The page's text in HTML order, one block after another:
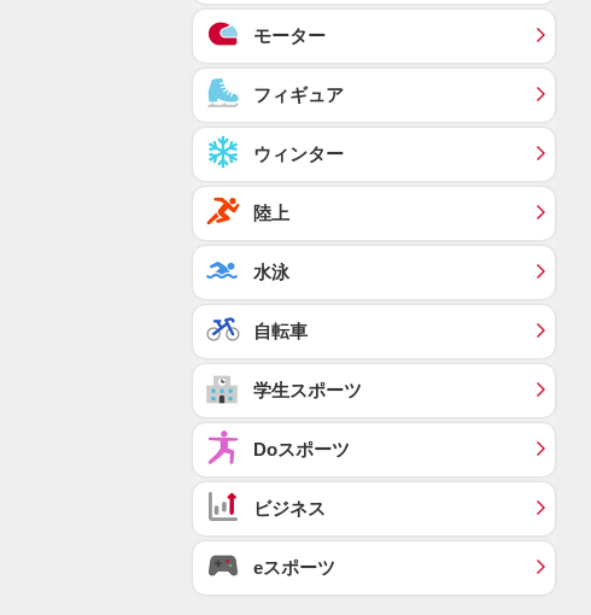
モーター
フィギュア
ウィンター
陸上
水泳
自転車
学生スポーツ
Doスポーツ
ビジネス
eスポーツ